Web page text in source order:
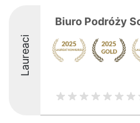
Laureaci
Biuro Podróży